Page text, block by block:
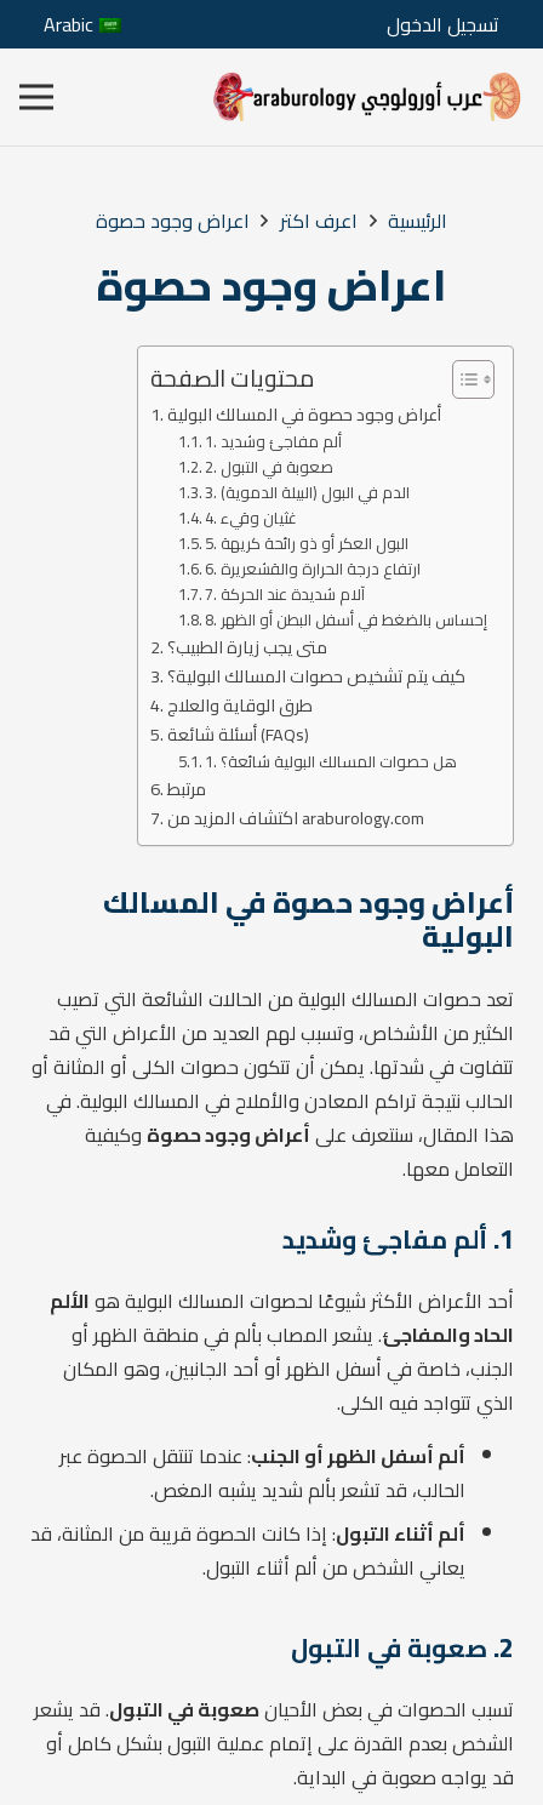
تسجيل الدخول Arabic
الرئيسية اعرف اكتر اعراض وجود حصوة
اعراض وجود حصوة
محتويات الصفحة
أعراض وجود حصوة في المسالك البولية
1. ألم مفاجئ وشديد
2. صعوبة في التبول
3. الدم في البول (البيلة الدموية)
4. غثيان وقيء
5. البول العكر أو ذو رائحة كريهة
6. ارتفاع درجة الحرارة والقشعريرة
7. آلام شديدة عند الحركة
8. إحساس بالضغط في أسفل البطن أو الظهر
متى يجب زيارة الطبيب؟
كيف يتم تشخيص حصوات المسالك البولية؟
طرق الوقاية والعلاج
أسئلة شائعة (FAQs)
1. هل حصوات المسالك البولية شائعة؟
مرتبط
اكتشاف المزيد من araburology.com
أعراض وجود حصوة في المسالك
البولية
تعد حصوات المسالك البولية من الحالات الشائعة التي تصيب
الكثير من الأشخاص، وتسبب لهم العديد من الأعراض التي قد
تتفاوت في شدتها. يمكن أن تتكون حصوات الكلى أو المثانة أو
الحالب نتيجة تراكم المعادن والأملاح في المسالك البولية. في
هذا المقال، سنتعرف علىأعراض وجود حصوة وكيفية
التعامل معها.
1. ألم مفاجئ وشديد
أحد الأعراض الأكثر شيوعًا لحصوات المسالك البولية هوالألم
الحاد والمفاجئ. يشعر المصاب بألم في منطقة الظهر أو
الجنب، خاصة في أسفل الظهر أو أحد الجانبين، وهو المكان
الذي تتواجد فيه الكلى.
ألم أسفل الظهر أو الجنب: عندما تنتقل الحصوة عبر
الحالب، قد تشعر بألم شديد يشبه المغص.
ألم أثناء التبول: إذا كانت الحصوة قريبة من المثانة، قد
يعاني الشخص من ألم أثناء التبول.
2. صعوبة في التبول
تسبب الحصوات في بعض الأحيانصعوبة في التبول. قد يشعر
الشخص بعدم القدرة على إتمام عملية التبول بشكل كامل أو
قد يواجه صعوبة في البداية.